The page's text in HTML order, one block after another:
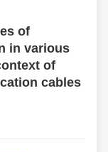
of
in various
of
cables